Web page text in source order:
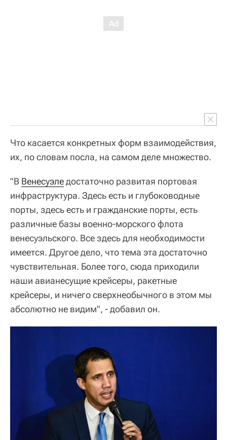
Что касается конкретных форм взаимодействия,
их, по словам посла, на самом деле множество.
"В Венесуэледостаточно развитая портовая
инфраструктура. Здесь есть и глубоководные
порты, здесь есть и гражданские порты, есть
различные базы военно-морского флота
венесуэльского. Все здесь для необходимости
имеется. Другое дело, что тема эта достаточно
чувствительная. Более того, сюда приходили
наши авианесущие крейсеры, ракетные
крейсеры, и ничего сверхнеобычного в этом мы
абсолютно не видим", - добавил он.